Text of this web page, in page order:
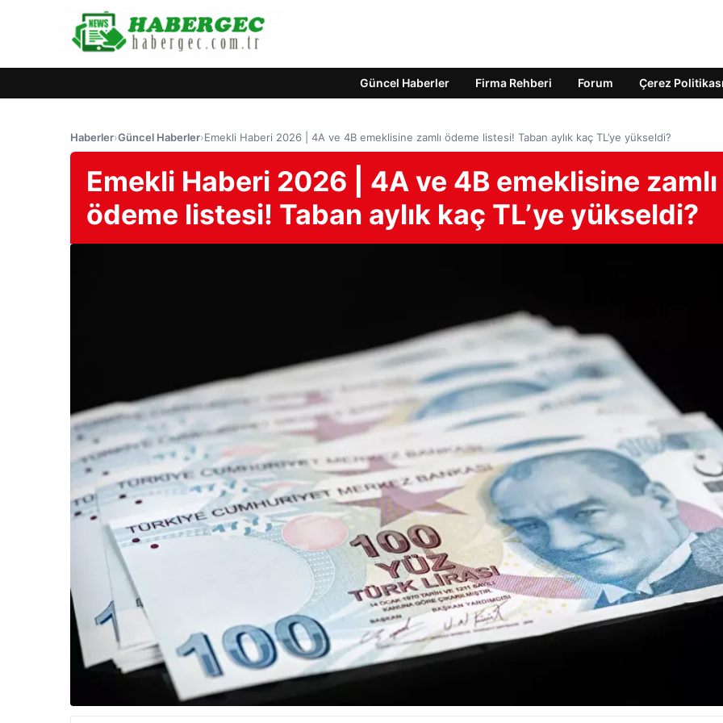
Güncel Haberler Firma Rehberi Forum Çerez Politikası
Haberler›Güncel Haberler›Emekli Haberi 2026 | 4A ve 4B emeklisine zamlı ödeme listesi! Taban aylık kaç TL’ye yükseldi?
Emekli Haberi 2026 | 4A ve 4B emeklisine zamlı
ödeme listesi! Taban aylık kaç TL’ye yükseldi?